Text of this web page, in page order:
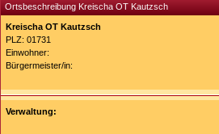
Ortsbeschreibung Kreischa OT Kautzsch
Kreischa OT Kautzsch
PLZ: 01731
Einwohner:
Bürgermeister/in:
Verwaltung: